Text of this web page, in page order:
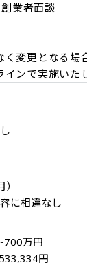
業者面談
変更となる場
ンで実施いた
に相違なし
万円
円